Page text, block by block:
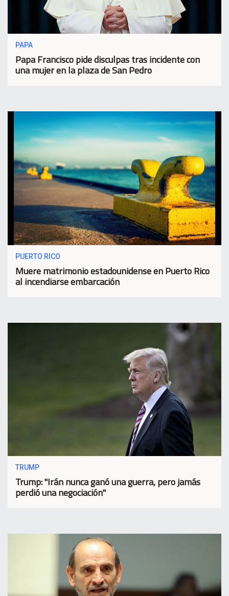
PAPA
Papa Francisco pide disculpas tras incidente con
una mujer en la plaza de San Pedro
PUERTO RICO
Muere matrimonio estadounidense en Puerto Rico
al incendiarse embarcación
TRUMP
Trump: "Irán nunca ganó una guerra, pero jamás
perdió una negociación"